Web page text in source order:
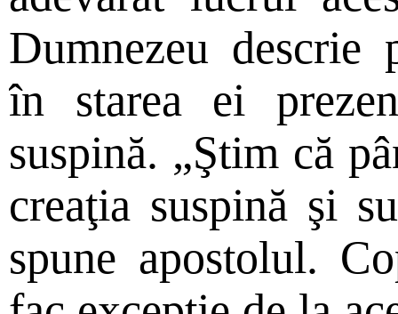
Dumnezeu
în starea ei
suspină. „Ştim că
creaţia suspină şi
spune apostolul.